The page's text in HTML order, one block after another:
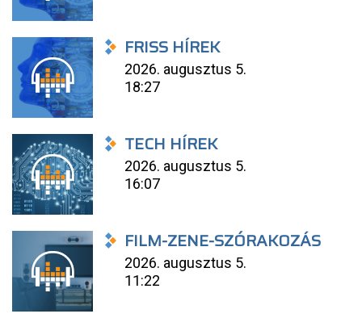
FRISS HÍREK
2026. augusztus 5.
18:27
TECH HÍREK
2026. augusztus 5.
16:07
FILM-ZENE-SZÓRAKOZÁS
2026. augusztus 5.
11:22